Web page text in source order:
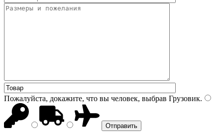
Пожалуйста, докажите, что вы человек, выбрав Грузовик.